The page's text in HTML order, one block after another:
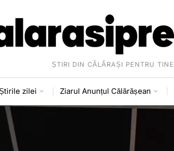
ȘTIRI DIN CĂLĂRAȘI PENTRU TINE
zilei Ziarul Anunțul Călărășean